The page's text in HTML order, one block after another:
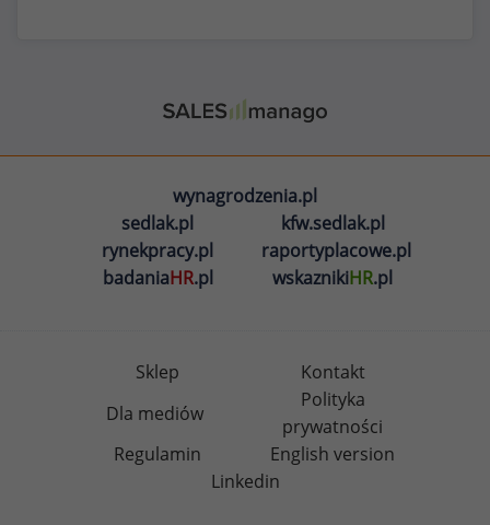
wynagrodzenia.pl
sedlak.pl
kfw.sedlak.pl
rynekpracy.pl
raportyplacowe.pl
badaniaHR.pl wskaznikiHR.pl
Sklep
Kontakt
Dla mediów
Polityka
prywatności
Regulamin
English version
Linkedin